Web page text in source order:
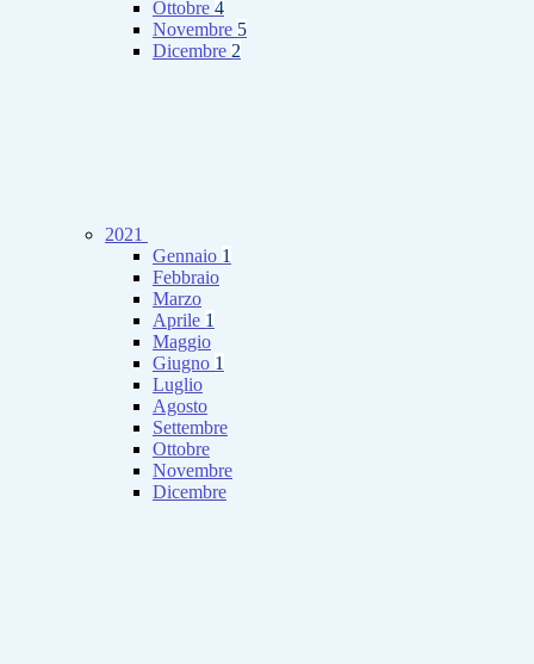
Ottobre 4
Novembre 5
Dicembre 2
2021
Gennaio 1
Febbraio
Marzo
Aprile 1
Maggio
Giugno 1
Luglio
Agosto
Settembre
Ottobre
Novembre
Dicembre